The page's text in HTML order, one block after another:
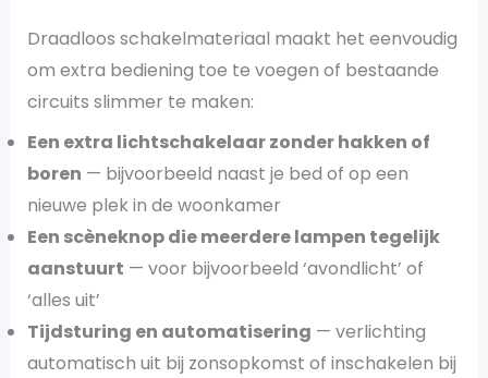
Draadloos schakelmateriaal maakt het eenvoudig
om extra bediening toe te voegen of bestaande
circuits slimmer te maken:
Een extra lichtschakelaar zonder hakken of
boren — bijvoorbeeld naast je bed of op een
nieuwe plek in de woonkamer
Een scèneknop die meerdere lampen tegelijk
aanstuurt — voor bijvoorbeeld ‘avondlicht’ of
‘alles uit’
Tijdsturing en automatisering — verlichting
automatisch uit bij zonsopkomst of inschakelen bij